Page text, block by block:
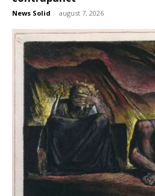
News Solid - august 7, 2026